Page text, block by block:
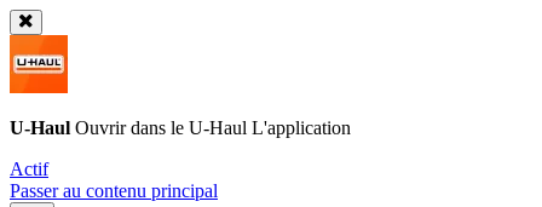
U-Haul Ouvrir dans le U-Haul L'application
Actif
Passer au contenu principal